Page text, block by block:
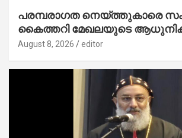
പരമ്പരാഗത നെയ്ത്തുകാരെ
കൈത്തറി മേഖലയുടെ
സാധ്യമാക്കും : ഡെപ്യൂട്ടി
August 8, 2026 editor